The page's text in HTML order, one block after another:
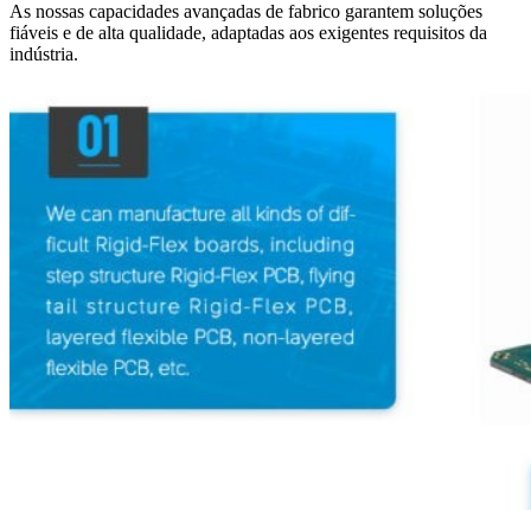
As nossas capacidades avançadas de fabrico garantem soluções
fiáveis e de alta qualidade, adaptadas aos exigentes requisitos da
indústria.